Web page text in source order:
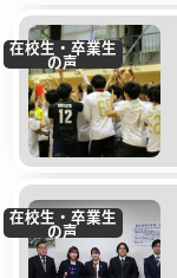
在校生・卒業生
の声
在校生・卒業生
の声